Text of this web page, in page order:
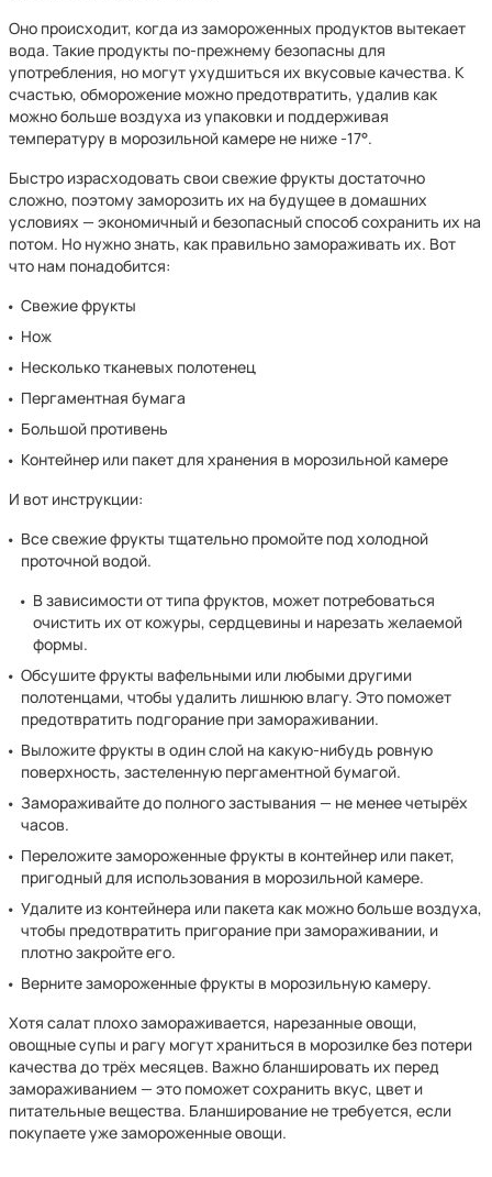
Оно происходит, когда из замороженных продуктов вытекает
вода. Такие продукты по-прежнему безопасны для
употребления, но могут ухудшиться их вкусовые качества. К
счастью, обморожение можно предотвратить, удалив как
можно больше воздуха из упаковки и поддерживая
температуру в морозильной камере не ниже -17°.
Быстро израсходовать свои свежие фрукты достаточно
сложно, поэтому заморозить их на будущее в домашних
условиях — экономичный и безопасный способ сохранить их на
потом. Но нужно знать, как правильно замораживать их. Вот
что нам понадобится:
Свежие фрукты
Нож
Несколько тканевых полотенец
Пергаментная бумага
Большой противень
Контейнер или пакет для хранения в морозильной камере
И вот инструкции:
Все свежие фрукты тщательно промойте под холодной
проточной водой.
В зависимости от типа фруктов, может потребоваться
очистить их от кожуры, сердцевины и нарезать желаемой
формы.
Обсушите фрукты вафельными или любыми другими
полотенцами, чтобы удалить лишнюю влагу. Это поможет
предотвратить подгорание при замораживании.
Выложите фрукты в один слой на какую-нибудь ровную
поверхность, застеленную пергаментной бумагой.
Замораживайте до полного застывания — не менее четырёх
часов.
Переложите замороженные фрукты в контейнер или пакет,
пригодный для использования в морозильной камере.
Удалите из контейнера или пакета как можно больше воздуха,
чтобы предотвратить пригорание при замораживании, и
плотно закройте его.
Верните замороженные фрукты в морозильную камеру.
Хотя салат плохо замораживается, нарезанные овощи,
овощные супы и рагу могут храниться в морозилке без потери
качества до трёх месяцев. Важно бланшировать их перед
замораживанием — это поможет сохранить вкус, цвет и
питательные вещества. Бланширование не требуется, если
покупаете уже замороженные овощи.